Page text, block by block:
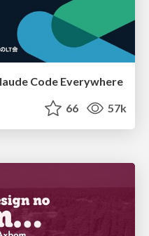
Code Everywhere
66 57k